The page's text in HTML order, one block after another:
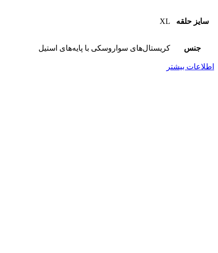
سایز حلقه XL
جنس کریستال‌های سواروسکی با پایه‌های استیل
اطلاعات بیشتر